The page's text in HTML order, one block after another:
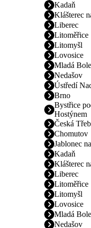
Kadaň
Klášterec
Liberec
Litoměřice
Litomyšl
Lovosice
Mladá
Nedašov
Ústředí
Brno
Bystřice
Hostýnem
Česká
Chomutov
Jablonec
Kadaň
Klášterec
Liberec
Litoměřice
Litomyšl
Lovosice
Mladá
Nedašov